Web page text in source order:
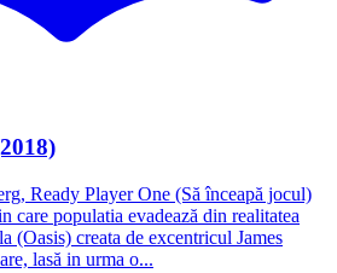
Ready Player One (Să înceapă jocul)
care populatia evadează din realitatea
(Oasis) creata de excentricul James
lasă in urma o...